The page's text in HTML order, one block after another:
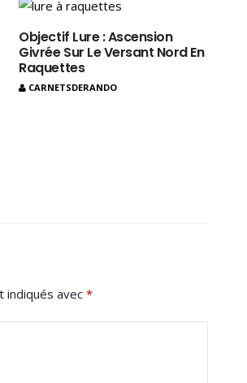
Objectif Lure : Ascension
Givrée Sur Le Versant Nord En
Raquettes
CARNETSDERANDO
indiqués avec*